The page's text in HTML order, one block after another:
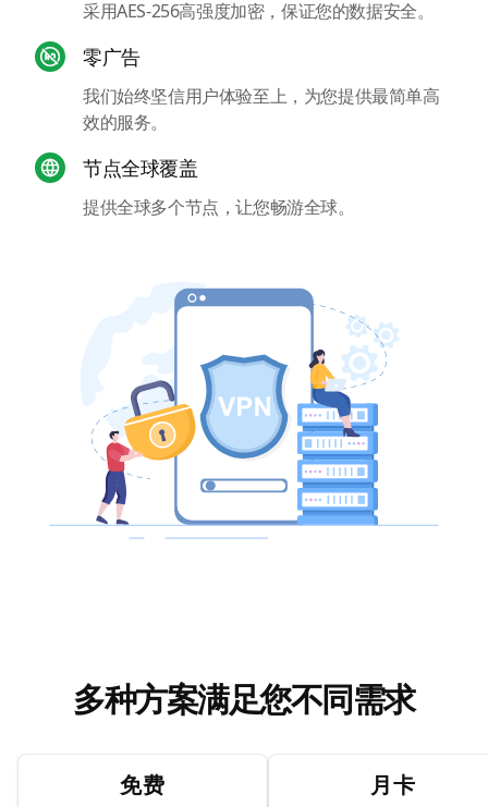
采用AES-256高强度加密，保证您的数据安全。
零广告
我们始终坚信用户体验至上，为您提供最简单高
效的服务。
节点全球覆盖
提供全球多个节点，让您畅游全球。
多种方案满足您不同需求
免费 月卡